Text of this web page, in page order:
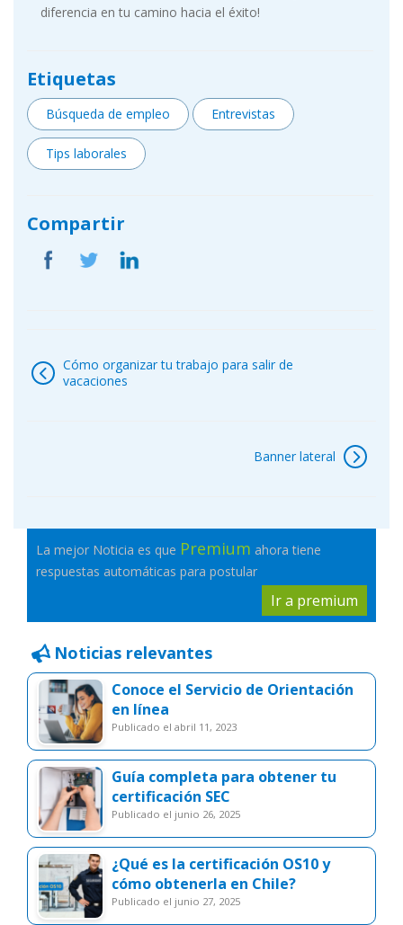
diferencia en tu camino hacia el éxito!
Etiquetas
Búsqueda de empleo Entrevistas
Tips laborales
Compartir
de
entradas
Cómo organizar tu trabajo para salir de
vacaciones
Banner lateral
La mejor Noticia es que Premium ahora tiene
respuestas automáticas para postular
Ir a premium
Noticias relevantes
Conoce el Servicio de Orientación
en línea
publicado el abril 11, 2023
Guía completa para obtener tu
certificación SEC
publicado el junio 26, 2025
¿Qué es la certificación OS10 y
cómo obtenerla en Chile?
publicado el junio 27, 2025